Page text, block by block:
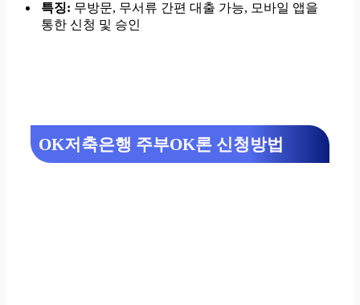
특징: 무방문, 무서류 간편 대출 가능, 모바일 앱을
통한 신청 및 승인
OK저축은행 주부OK론 신청방법